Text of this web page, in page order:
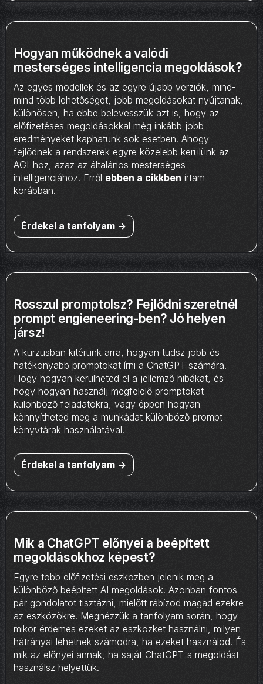
Hogyan működnek a valódi
mesterséges intelligencia megoldások?
Az egyes modellek és az egyre újabb verziók, mind-
mind több lehetőséget, jobb megoldásokat nyújtanak,
különösen, ha ebbe belevesszük azt is, hogy az
előfizetéses megoldásokkal még inkább jobb
eredményeket kaphatunk sok esetben. Ahogy
fejlődnek a rendszerek egyre közelebb kerülünk az
AGI-hoz, azaz az általános mesterséges
intelligenciához. Erről ebben a cikkben írtam
korábban.
Érdekel a tanfolyam ->
Rosszul promptolsz? Fejlődni szeretnél
prompt engieneering-ben? Jó helyen
jársz!
A kurzusban kitérünk arra, hogyan tudsz jobb és
hatékonyabb promptokat írni a ChatGPT számára.
Hogy hogyan kerülheted el a jellemző hibákat, és
hogy hogyan használj megfelelő promptokat
különböző feladatokra, vagy éppen hogyan
könnyítheted meg a munkádat különböző prompt
könyvtárak használatával.
Érdekel a tanfolyam ->
Mik a ChatGPT előnyei a beépített
megoldásokhoz képest?
Egyre több előfizetési eszközben jelenik meg a
különböző beépített AI megoldások. Azonban fontos
pár gondolatot tisztázni, mielőtt rábízod magad ezekre
az eszközökre. Megnézzük a tanfolyam során, hogy
mikor érdemes ezeket az eszközket használni, milyen
hátrányai lehetnek számodra, ha ezeket használod. És
mik az előnyei annak, ha saját ChatGPT-s megoldást
használsz helyettük.